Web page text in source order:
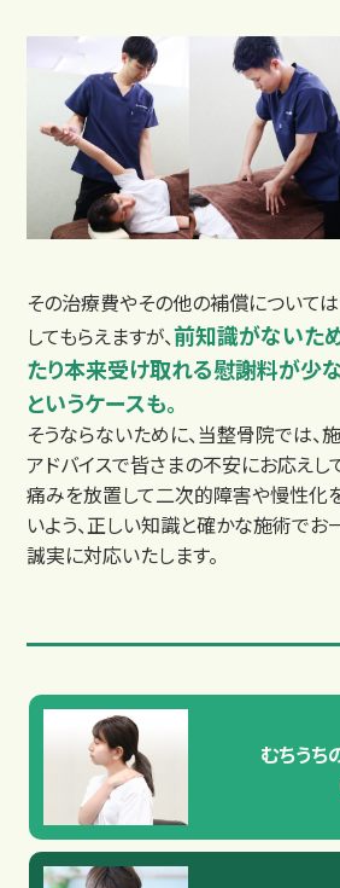
交通事故治療例
その治療費やその他の補償について
してもらえますが、前知識がないた
たり本来受け取れる慰謝料が少
というケースも。
そうならないために、当整骨院では
アドバイスで皆さまの不安にお応えし
痛みを放置して二次的障害や慢性化
いよう、正しい知識と確かな施術で
誠実に対応いたします。
むちうち